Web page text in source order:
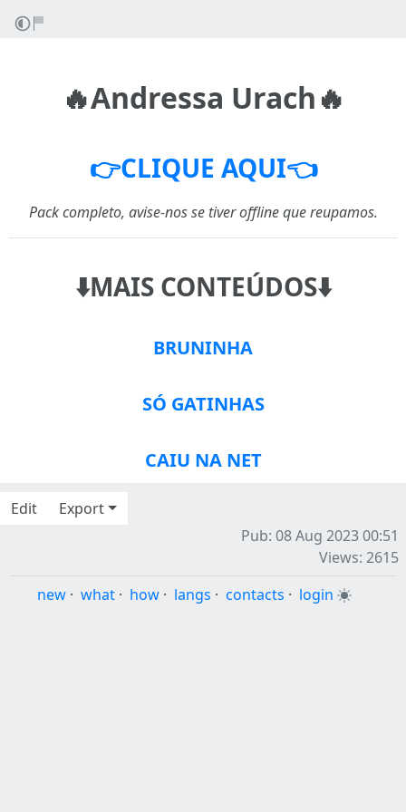
🔥Andressa Urach🔥
👉CLIQUE AQUI👈
Pack completo, avise-nos se tiver offline que reupamos.
⬇️MAIS CONTEÚDOS⬇️
BRUNINHA
SÓ GATINHAS
CAIU NA NET
Edit
Export
Pub: 08 Aug 2023 00:51
Views: 2615
new · what · how · langs · contacts · login